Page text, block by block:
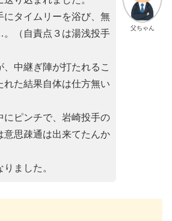
父ちゃん
にタイムリーを浴び、無
（自責点３は湯浅投手
中継ぎ陣が打たれるこ
れた結果自体は仕方無い
にピンチで、岩崎投手の
意思疎通は出来てたんか
ました。